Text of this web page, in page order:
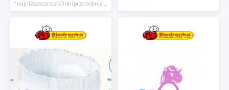
*najniższa cena z 30 dni przed obniżką